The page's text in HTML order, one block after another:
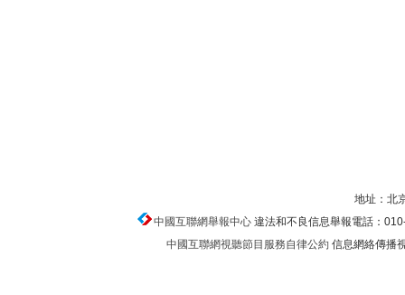
地址：北
中國互聯網舉報中心違法和不良信息舉報電話：
中國互聯網視聽節目服務自律公約信息網絡傳播